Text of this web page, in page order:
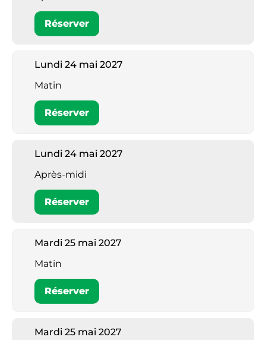
Réserver
Lundi 24 mai 2027
Matin
Réserver
Lundi 24 mai 2027
Après-midi
Réserver
Mardi 25 mai 2027
Matin
Réserver
Mardi 25 mai 2027